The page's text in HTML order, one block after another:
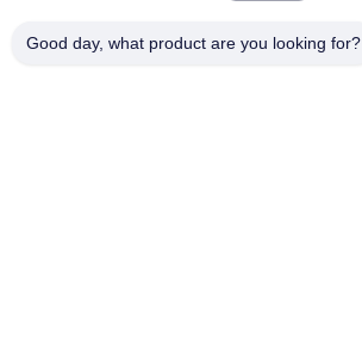
Good day, what product are you looking for?